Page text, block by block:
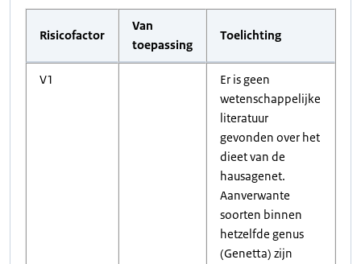
Risicofactor
Van
toepassing
Toelichting
V1
Er is geen
wetenschappelijke
literatuur
gevonden over het
dieet van de
hausagenet.
Aanverwante
soorten binnen
hetzelfde genus
(Genetta) zijn